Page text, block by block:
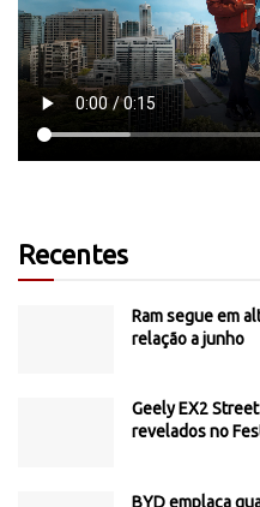
Recentes
Ram segue em
relação a junho
Geely EX2
revelados no
BYD emplaca